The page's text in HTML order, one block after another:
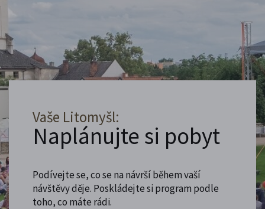
Vaše Litomyšl:
Naplánujte si pobyt
Podívejte se, co se na návrší během vaší
návštěvy děje. Poskládejte si program podle
toho, co máte rádi.